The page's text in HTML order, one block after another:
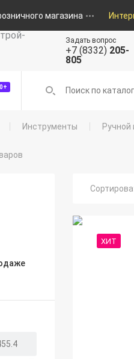
магазина
Задать вопрос
+7 (8332) 205-
805
Инструменты Ручной
ХИТ